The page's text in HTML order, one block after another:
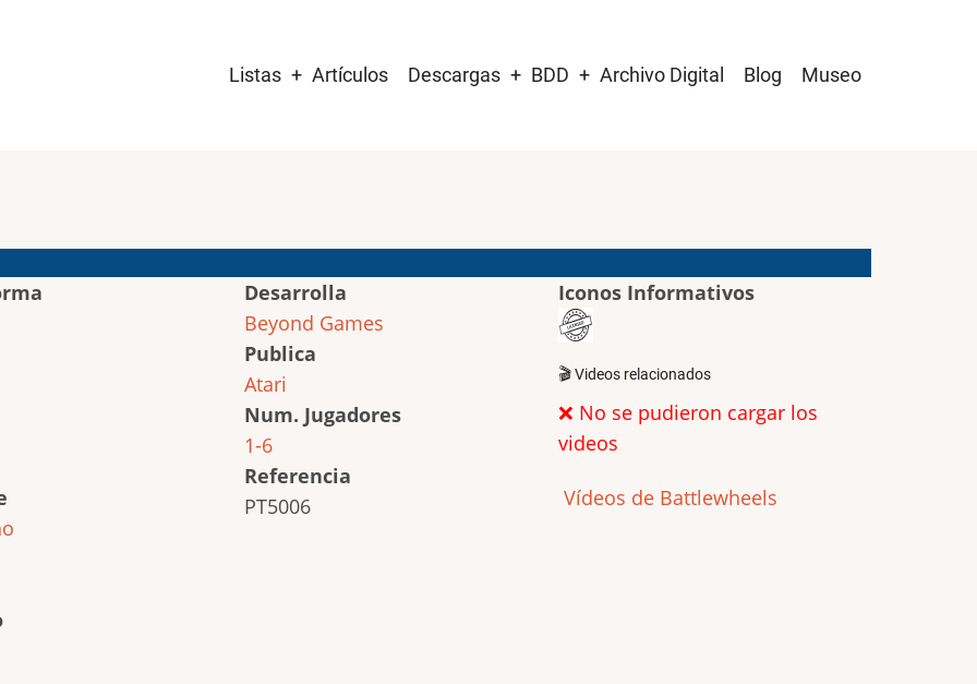
navigation
Listas Artículos Descargas BDD Archivo Digital Blog Museo
Desarrolla
Beyond Games
Publica
Atari
Num. Jugadores
1-6
Referencia
PT5006
Iconos Informativos
🎬 Videos relacionados
❌ No se pudieron cargar los
videos
Vídeos de Battlewheels